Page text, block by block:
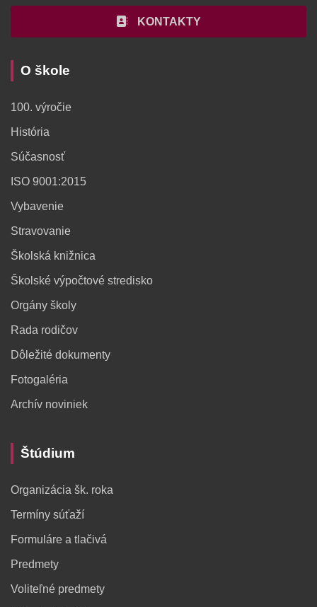
KONTAKTY
O škole
100. výročie
História
Súčasnosť
ISO 9001:2015
Vybavenie
Stravovanie
Školská knižnica
Školské výpočtové stredisko
Orgány školy
Rada rodičov
Dôležité dokumenty
Fotogaléria
Archív noviniek
Štúdium
Organizácia šk. roka
Termíny súťaží
Formuláre a tlačivá
Predmety
Voliteľné predmety